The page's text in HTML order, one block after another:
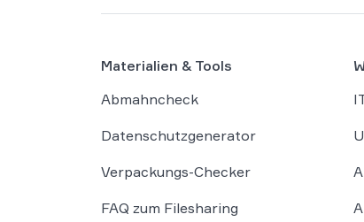
Materialien & Tools
Abmahncheck
Datenschutzgenerator
Verpackungs-Checker
FAQ zum Filesharing